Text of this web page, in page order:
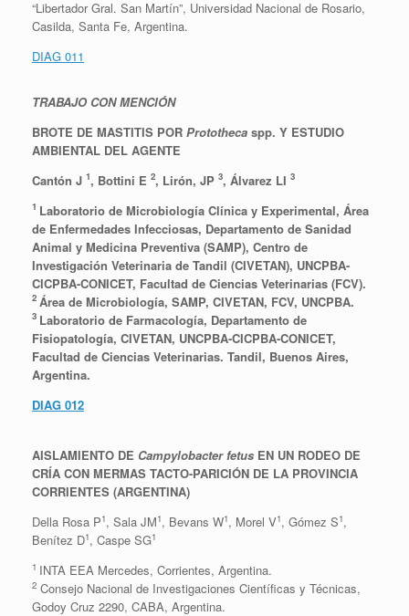
“Libertador Gral. San Martín”, Universidad Nacional de Rosario,
Casilda, Santa Fe, Argentina.
DIAG 011
TRABAJO CON MENCIÓN
BROTE DE MASTITIS POR Prototheca spp. Y ESTUDIO
AMBIENTAL DEL AGENTE
Cantón J 1, Bottini E 2, Lirón, JP 3, Álvarez LI 3
1 Laboratorio de Microbiología Clínica y Experimental, Área
de Enfermedades Infecciosas, Departamento de Sanidad
Animal y Medicina Preventiva (SAMP), Centro de
Investigación Veterinaria de Tandil (CIVETAN), UNCPBA-
CICPBA-CONICET, Facultad de Ciencias Veterinarias (FCV).
2 Área de Microbiología, SAMP, CIVETAN, FCV, UNCPBA.
3 Laboratorio de Farmacología, Departamento de
Fisiopatología, CIVETAN, UNCPBA-CICPBA-CONICET,
Facultad de Ciencias Veterinarias. Tandil, Buenos Aires,
Argentina.
DIAG 012
AISLAMIENTO DE Campylobacter fetus EN UN RODEO DE
CRÍA CON MERMAS TACTO-PARICIÓN DE LA PROVINCIA
CORRIENTES (ARGENTINA)
Della Rosa P1, Sala JM1, Bevans W1, Morel V1, Gómez S1,
Benítez D1, Caspe SG1
1 INTA EEA Mercedes, Corrientes, Argentina.
2 Consejo Nacional de Investigaciones Científicas y Técnicas,
Godoy Cruz 2290, CABA, Argentina.